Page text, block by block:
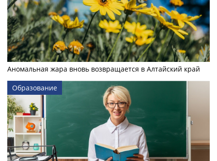
Аномальная жара вновь возвращается в Алтайский край
Образование